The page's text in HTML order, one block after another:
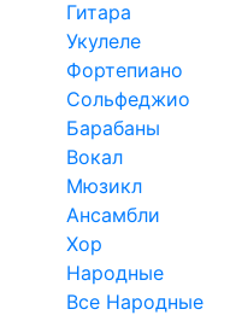
Гитара
Укулеле
Фортепиано
Сольфеджио
Барабаны
Вокал
Мюзикл
Ансамбли
Хор
Народные
Все Народные